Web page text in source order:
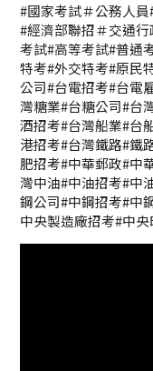
#國家考試＃公務人
#經濟部聯招＃交通
考試#高等考試#普通
特考#外交特考#原民
公司#台電招考#台電
灣糖業#台糖公司#台
酒招考#台灣船業#台
港招考#台灣鐵路#鐵
肥招考#中華郵政#中
灣中油#中油招考#中
鋼公司#中鋼招考#中
中央製造廠招考#中央